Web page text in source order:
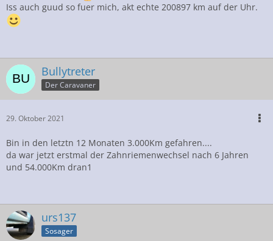
Iss auch guud so fuer mich, akt echte 200897 km auf der Uhr.
Bullytreter
Der Caravaner
29. Oktober 2021
Bin in den letztn 12 Monaten 3.000Km gefahren....
da war jetzt erstmal der Zahnriemenwechsel nach 6 Jahren
und 54.000Km dran1
urs137
Sosager